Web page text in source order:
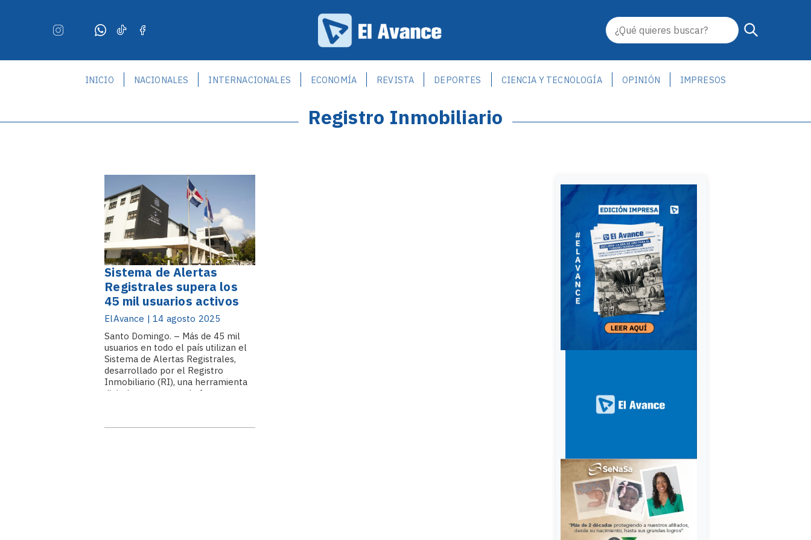
INICIO NACIONALES INTERNACIONALES ECONOMÍA REVISTA DEPORTES CIENCIA Y TECNOLOGÍA OPINIÓN IMPRESOS
Registro Inmobiliario
Sistema de Alertas
Registrales supera los
45 mil usuarios activos
ElAvance | 14 agosto 2025
Santo Domingo. – Más de 45 mil
usuarios en todo el país utilizan el
Sistema de Alertas Registrales,
desarrollado por el Registro
Inmobiliario (RI), una herramienta
digital que protege de forma
Dominicana. Desde su